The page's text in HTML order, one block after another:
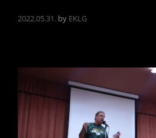
2022.05.31. by EKLG